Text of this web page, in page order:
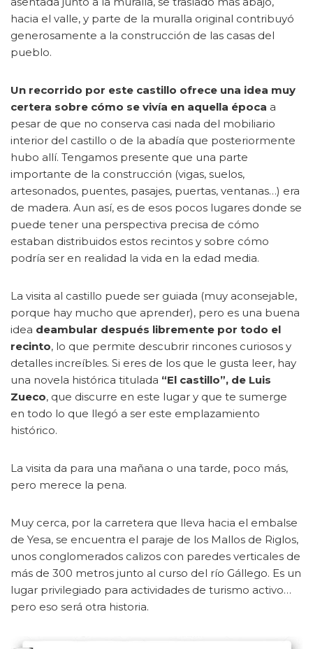
hacia el valle, y parte de la muralla original contribuyó
generosamente a la construcción de las casas del
pueblo.
Un recorrido por este castillo ofrece una idea muy
certera sobre cómo se vivía en aquella época a
pesar de que no conserva casi nada del mobiliario
interior del castillo o de la abadía que posteriormente
hubo allí. Tengamos presente que una parte
importante de la construcción (vigas, suelos,
artesonados, puentes, pasajes, puertas, ventanas…) era
de madera. Aun así, es de esos pocos lugares donde se
puede tener una perspectiva precisa de cómo
estaban distribuidos estos recintos y sobre cómo
podría ser en realidad la vida en la edad media.
La visita al castillo puede ser guiada (muy aconsejable,
porque hay mucho que aprender), pero es una buena
idea deambular después libremente por todo el
recinto, lo que permite descubrir rincones curiosos y
detalles increíbles. Si eres de los que le gusta leer, hay
una novela histórica titulada “El castillo”, de Luis
Zueco, que discurre en este lugar y que te sumerge
en todo lo que llegó a ser este emplazamiento
histórico.
La visita da para una mañana o una tarde, poco más,
pero merece la pena.
Muy cerca, por la carretera que lleva hacia el embalse
de Yesa, se encuentra el paraje de los Mallos de Riglos,
unos conglomerados calizos con paredes verticales de
más de 300 metros junto al curso del río Gállego. Es un
lugar privilegiado para actividades de turismo activo…
pero eso será otra historia.